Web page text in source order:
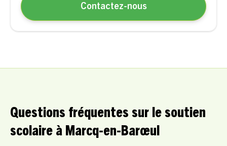
Contactez-nous
Questions fréquentes sur le soutien
scolaire à Marcq-en-Barœul